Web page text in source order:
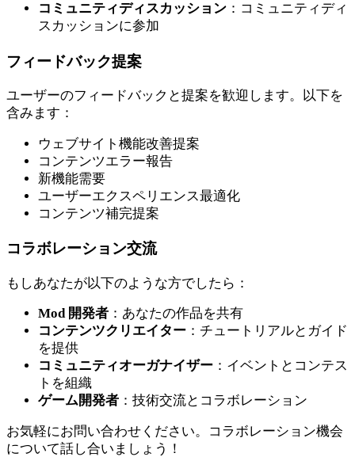
コミュニティディスカッション ：コミュニティディ
スカッションに参加
フィードバック提案
ユーザーのフィードバックと提案を歓迎します。以下を
含みます：
ウェブサイト機能改善提案
コンテンツエラー報告
新機能需要
ユーザーエクスペリエンス最適化
コンテンツ補完提案
コラボレーション交流
もしあなたが以下のような方でしたら：
Mod 開発者 ：あなたの作品を共有
コンテンツクリエイター ：チュートリアルとガイド
を提供
コミュニティオーガナイザー ：イベントとコンテス
トを組織
ゲーム開発者 ：技術交流とコラボレーション
お気軽にお問い合わせください。コラボレーション機会
について話し合いましょう！